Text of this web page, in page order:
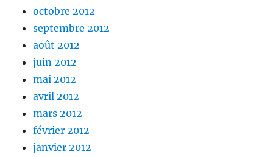
octobre 2012
septembre 2012
août 2012
juin 2012
mai 2012
avril 2012
mars 2012
février 2012
janvier 2012